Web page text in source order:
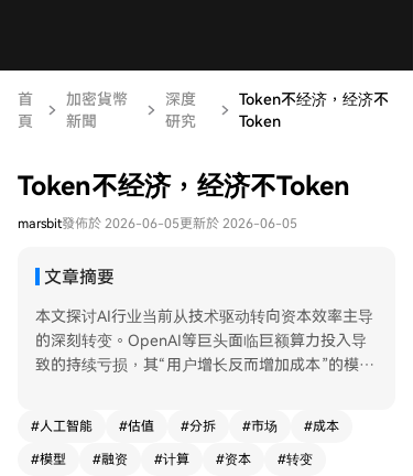
首
頁
加密貨幣
新聞
深度
研究
Token不经济，经济不
Token
Token不经济，经济不Token
marsbit發佈於 2026-06-05更新於 2026-06-05
文章摘要
本文探讨AI行业当前从技术驱动转向资本效率主导
的深刻转变。OpenAI等巨头面临巨额算力投入导
致的持续亏损，其“用户增长反而增加成本”的模式
度昆仑芯等大厂AI业务通过分拆独立，估值实现数
倍跃升，核心在于其从集团“成本中心”转变为可按
#人工智能 #估值 #分拆 #市场 #成本
#模型 #融资 #计算 #资本 #转变